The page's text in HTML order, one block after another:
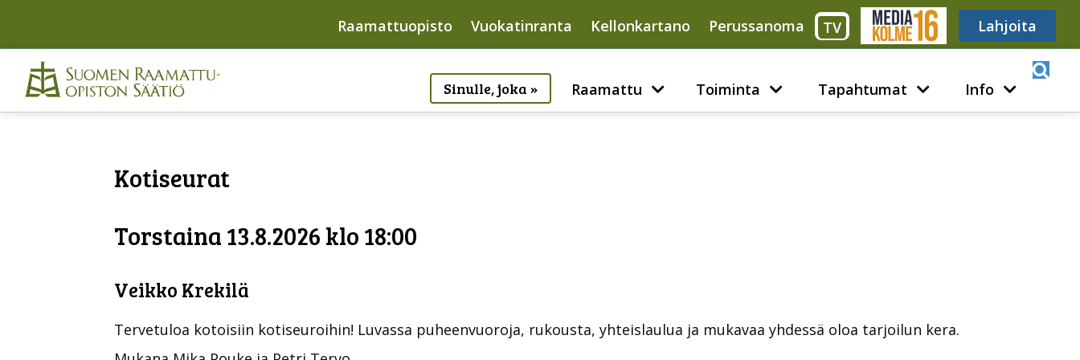
Raamattuopisto Vuokatinranta Kellonkartano Perussanoma TV Media316 Lahjoita
Sinulle, joka » Raamattu Toiminta Tapahtumat Info
Kotiseurat
Torstaina 13.8.2026 klo 18:00
Veikko Krekilä
Tervetuloa kotoisiin kotiseuroihin! Luvassa puheenvuoroja, rukousta, yhteislaulua ja mukavaa yhdessä oloa tarjoilun kera.